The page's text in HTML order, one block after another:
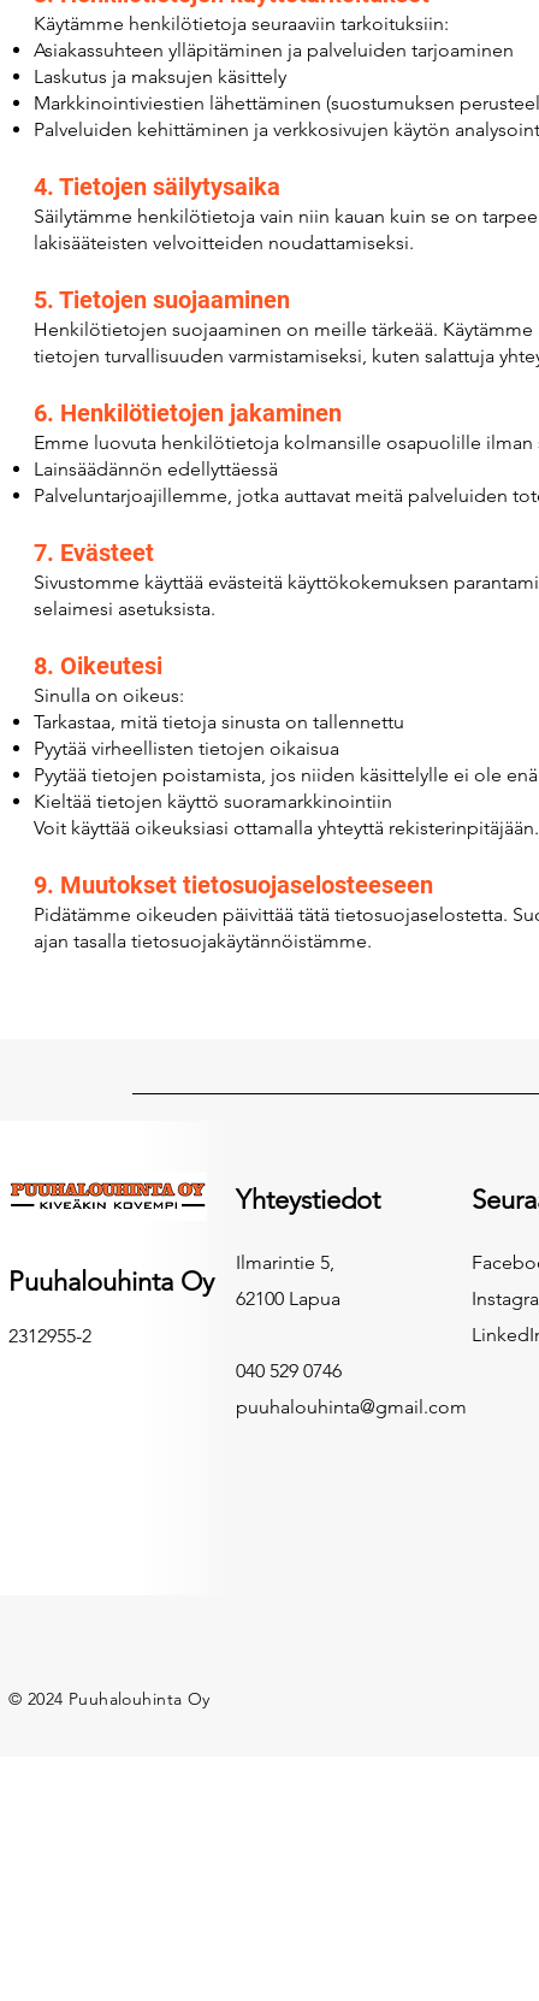
Käytämme henkilötietoja seuraaviin tarkoituksiin:
Asiakassuhteen ylläpitäminen ja palveluiden tarjoaminen
Laskutus ja maksujen käsittely
Markkinointiviestien lähettäminen (suostumuksen
Palveluiden kehittäminen ja verkkosivujen käytön
4. Tietojen säilytysaika
Säilytämme henkilötietoja vain niin kauan kuin se on
lakisääteisten velvoitteiden noudattamiseksi.
5. Tietojen suojaaminen
Henkilötietojen suojaaminen on meille tärkeää.
tietojen turvallisuuden varmistamiseksi, kuten salattuja
6. Henkilötietojen jakaminen
Emme luovuta henkilötietoja kolmansille osapuolille ilman
Lainsäädännön edellyttäessä
Palveluntarjoajillemme, jotka auttavat meitä palveluiden
7. Evästeet
Sivustomme käyttää evästeitä käyttökokemuksen
selaimesi asetuksista.
8. Oikeutesi
Sinulla on oikeus:
Tarkastaa, mitä tietoja sinusta on tallennettu
Pyytää virheellisten tietojen oikaisua
Pyytää tietojen poistamista, jos niiden käsittelylle ei ole
Kieltää tietojen käyttö suoramarkkinointiin
Voit käyttää oikeuksiasi ottamalla yhteyttä rekisterinpitäjään.
9. Muutokset tietosuojaselosteeseen
Pidätämme oikeuden päivittää tätä tietosuojaselostetta.
ajan tasalla tietosuojakäytännöistämme.
Puuhalouhinta Oy
2312955-2
Yhteystiedot
Ilmarintie 5,
62100 Lapua
040 529 0746
puuhalouhinta@gmail.com
© 2024 Puuhalouhinta Oy